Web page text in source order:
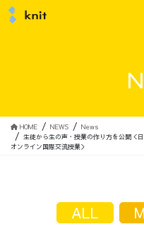
HOME NEWS
News
生徒から生の声・授業の作り方を公開＜
オンライン国際交流授業＞
ALL